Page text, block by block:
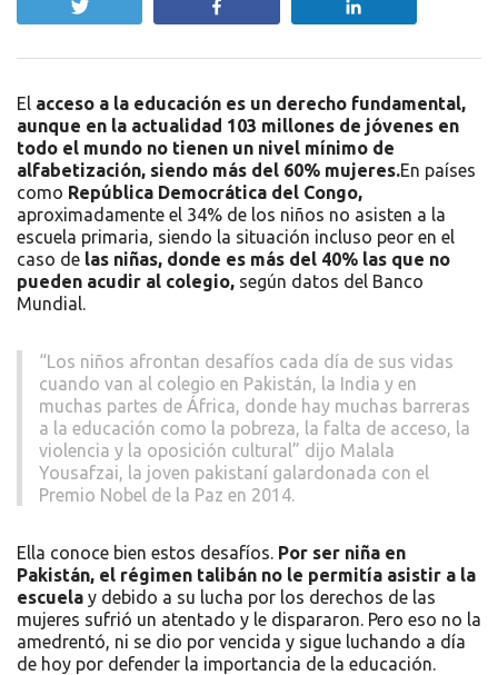
El acceso a la educación es un derecho fundamental,
aunque en la actualidad 103 millones de jóvenes en
todo el mundo no tienen un nivel mínimo de
alfabetización, siendo más del 60% mujeres.En países
como República Democrática del Congo,
aproximadamente el 34% de los niños no asisten a la
escuela primaria, siendo la situación incluso peor en el
caso de las niñas, donde es más del 40% las que no
pueden acudir al colegio, según datos del Banco
Mundial.
“Los niños afrontan desafíos cada día de sus vidas
cuando van al colegio en Pakistán, la India y en
muchas partes de África, donde hay muchas barreras
a la educación como la pobreza, la falta de acceso, la
violencia y la oposición cultural” dijo Malala
Yousafzai, la joven pakistaní galardonada con el
Premio Nobel de la Paz en 2014.
Ella conoce bien estos desafíos. Por ser niña en
Pakistán, el régimen talibán no le permitía asistir a la
escuela y debido a su lucha por los derechos de las
mujeres sufrió un atentado y le dispararon. Pero eso no la
amedrentó, ni se dio por vencida y sigue luchando a día
de hoy por defender la importancia de la educación.